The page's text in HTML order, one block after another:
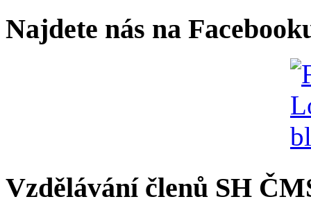
Najdete nás na
Vzdělávání členů SH